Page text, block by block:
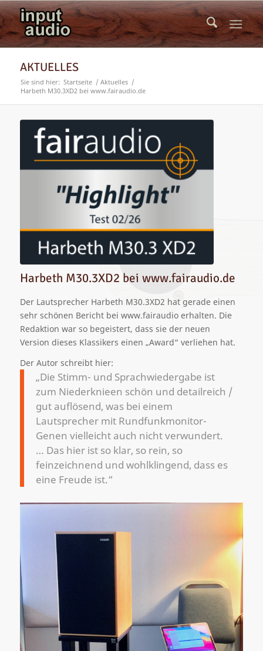
AKTUELLES
Sie sind hier: Startseite / Aktuelles /
Harbeth M30.3XD2 bei www.fairaudio.de
Harbeth M30.3XD2 bei www.fairaudio.de
Der Lautsprecher Harbeth M30.3XD2 hat gerade einen
sehr schönen Bericht bei www.fairaudio erhalten. Die
Redaktion war so begeistert, dass sie der neuen
Version dieses Klassikers einen „Award“ verliehen hat.
Der Autor schreibt hier:
„Die Stimm- und Sprachwiedergabe ist
zum Niederknieen schön und detailreich /
gut auflösend, was bei einem
Lautsprecher mit Rundfunkmonitor-
Genen vielleicht auch nicht verwundert.
… Das hier ist so klar, so rein, so
feinzeichnend und wohlklingend, dass es
eine Freude ist.“